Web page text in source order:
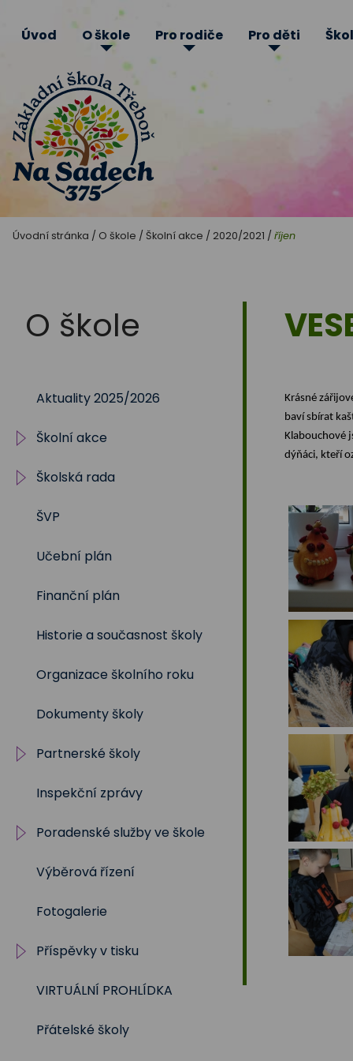
Základní
Třeboň
Sadech
375
Úvod O škole Pro rodiče Pro děti
Úvodní stránka / O škole / Školní akce / 2020/2021 / říjen
Krásné
baví sbírat
Klabouchové
dýňáci, kteří
O škole
Aktuality 2025/2026
Školní akce
2025/2026
2024/2025
2023/2024
2022/2023
2021/2022
2020/2021
2019/2020
2018/2019
2017/2018
2016/2017
2015/2016
2014/2015
2013/2014
2012/2013
Školská rada
Volby 2017
Volby 2020
Volby 2023
ŠVP
Učební plán
Finanční plán
Historie a současnost školy
Organizace školního roku
Dokumenty školy
Partnerské školy
Projekty
Inspekční zprávy
Poradenské služby ve škole
Výchovný a kariérní
Metodik prevence
Školní psycholog
Sociální pedagog
Speciální pedagog
Výběrová řízení
Fotogalerie
Příspěvky v tisku
Školní rok 2023 - 2024
Školní rok 2024 - 2025
VIRTUÁLNÍ PROHLÍDKA
Přátelské školy